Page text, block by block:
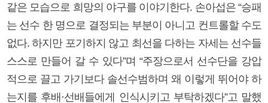
같은 모습으로 희망의 야구를 이야기한다. 손아섭은 “승패
는 선수 한 명으로 결정되는 부분이 아니고 컨트롤할 수도
없다. 하지만 포기하지 않고 최선을 다하는 자세는 선수들
스스로 만들어 갈 수 있다”며 “주장으로서 선수단을 강압
적으로 끌고 가기보다 솔선수범하며 왜 이렇게 뛰어야 하
는지를 후배·선배들에게 인식시키고 부탁하겠다”고 말했